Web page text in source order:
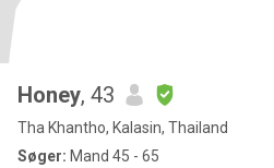
Honey, 43
Tha Khantho, Kalasin, Thailand
Søger: Mand 45 - 65